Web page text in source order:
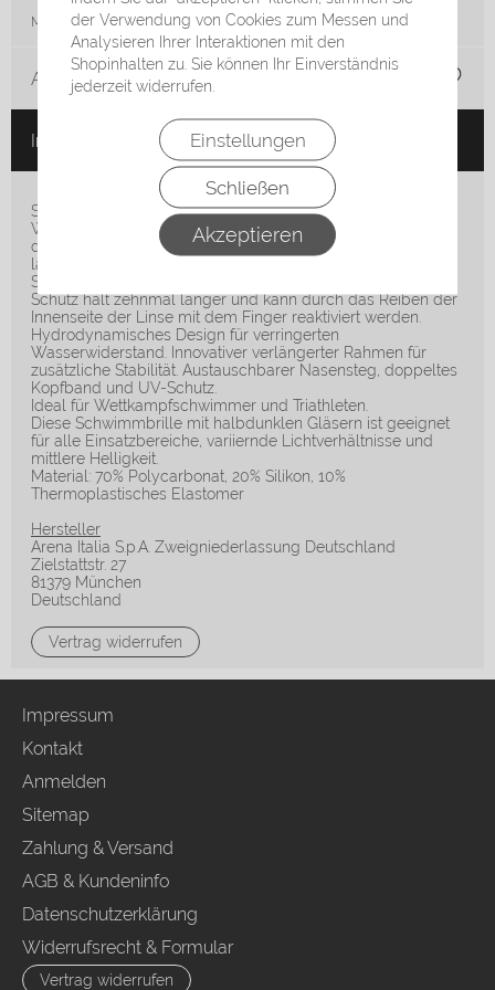
der Verwendung von Cookies zum Messen und
Analysieren Ihrer Interaktionen mit den
Shopinhalten zu. Sie können Ihr Einverständnis
jederzeit widerrufen.
Einstellungen
Schließen
Akzeptieren
Menge:
Auf die Merkliste
In den Warenkorb
Schnell und stylisch: Die äußerst bequeme Cobra
Wettkampf Schwimmbrille mit verspiegelten Gläsern und
der revolutionären Swipe Anti-Fog-Beschichtung für
langfristig klare Sicht..
Swipe: der beste Schutz vor Beschlagen der Gläser. Der
Schutz hält zehnmal länger und kann durch das Reiben der
Innenseite der Linse mit dem Finger reaktiviert werden.
Hydrodynamisches Design für verringerten
Wasserwiderstand. Innovativer verlängerter Rahmen für
zusätzliche Stabilität. Austauschbarer Nasensteg, doppeltes
Kopfband und UV-Schutz.
Ideal für Wettkampfschwimmer und Triathleten.
Diese Schwimmbrille mit halbdunklen Gläsern ist geeignet
für alle Einsatzbereiche, variiernde Lichtverhältnisse und
mittlere Helligkeit.
Material: 70% Polycarbonat, 20% Silikon, 10%
Thermoplastisches Elastomer
Hersteller
Arena Italia S.p.A. Zweigniederlassung Deutschland
Zielstattstr. 27
81379 München
Deutschland
Vertrag widerrufen
Impressum
Kontakt
Anmelden
Sitemap
Zahlung & Versand
AGB & Kundeninfo
Datenschutzerklärung
Widerrufsrecht & Formular
Vertrag widerrufen